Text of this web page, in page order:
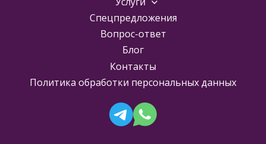
Спецпредложения
Вопрос-ответ
Блог
Контакты
Политика обработки персональных данных